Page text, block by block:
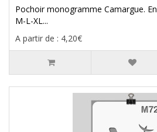
Pochoir monogramme Camargue.
M-L-XL...
A partir de : 4,20€